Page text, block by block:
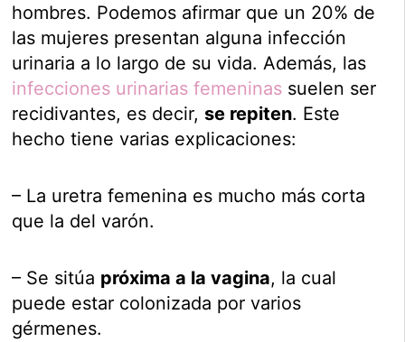
hombres. Podemos afirmar que un 20% de
las mujeres presentan alguna infección
urinaria a lo largo de su vida. Además, las
infecciones urinarias femeninas suelen ser
recidivantes, es decir, se repiten. Este
hecho tiene varias explicaciones:
– La uretra femenina es mucho más corta
que la del varón.
– Se sitúa próxima a la vagina, la cual
puede estar colonizada por varios
gérmenes.